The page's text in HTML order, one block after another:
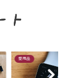
愛用品